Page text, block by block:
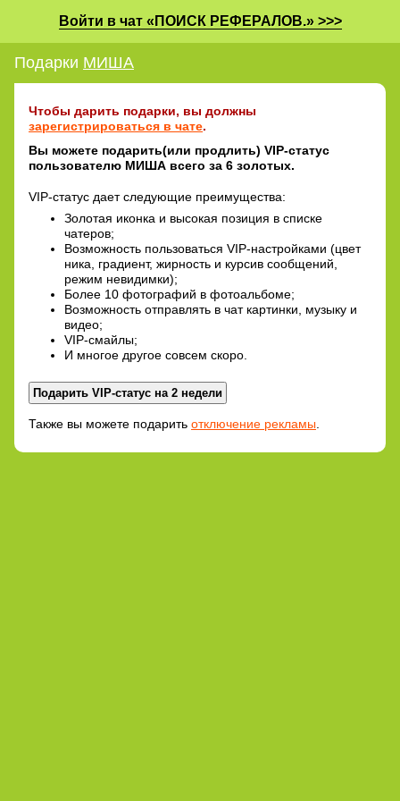
Войти в чат «ПОИСК РЕФЕРАЛОВ.» >>>
Подарки МИША
Чтобы дарить подарки, вы должны
зарегистрироваться в чате.
Вы можете подарить(или продлить) VIP-статус
пользователю МИША всего за 6 золотых.
VIP-статус дает следующие преимущества:
Золотая иконка и высокая позиция в списке
чатеров;
Возможность пользоваться VIP-настройками (цвет
ника, градиент, жирность и курсив сообщений,
режим невидимки);
Более 10 фотографий в фотоальбоме;
Возможность отправлять в чат картинки, музыку и
видео;
VIP-смайлы;
И многое другое совсем скоро.
Также вы можете подарить отключение рекламы